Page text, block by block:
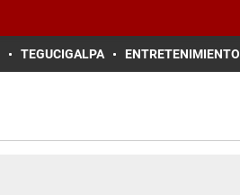
TEGUCIGALPA ENTRETENIMIENTO